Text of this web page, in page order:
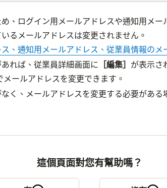
、ログイン用メールアドレスや通知用メー
、通知用メールアドレス、従業員情報のメ
れば、従業員詳細画面に ［編集］ が表示さ
メールアドレスを変更できます。
く、メールアドレスを変更する必要があ
這個頁面對您有幫助嗎？